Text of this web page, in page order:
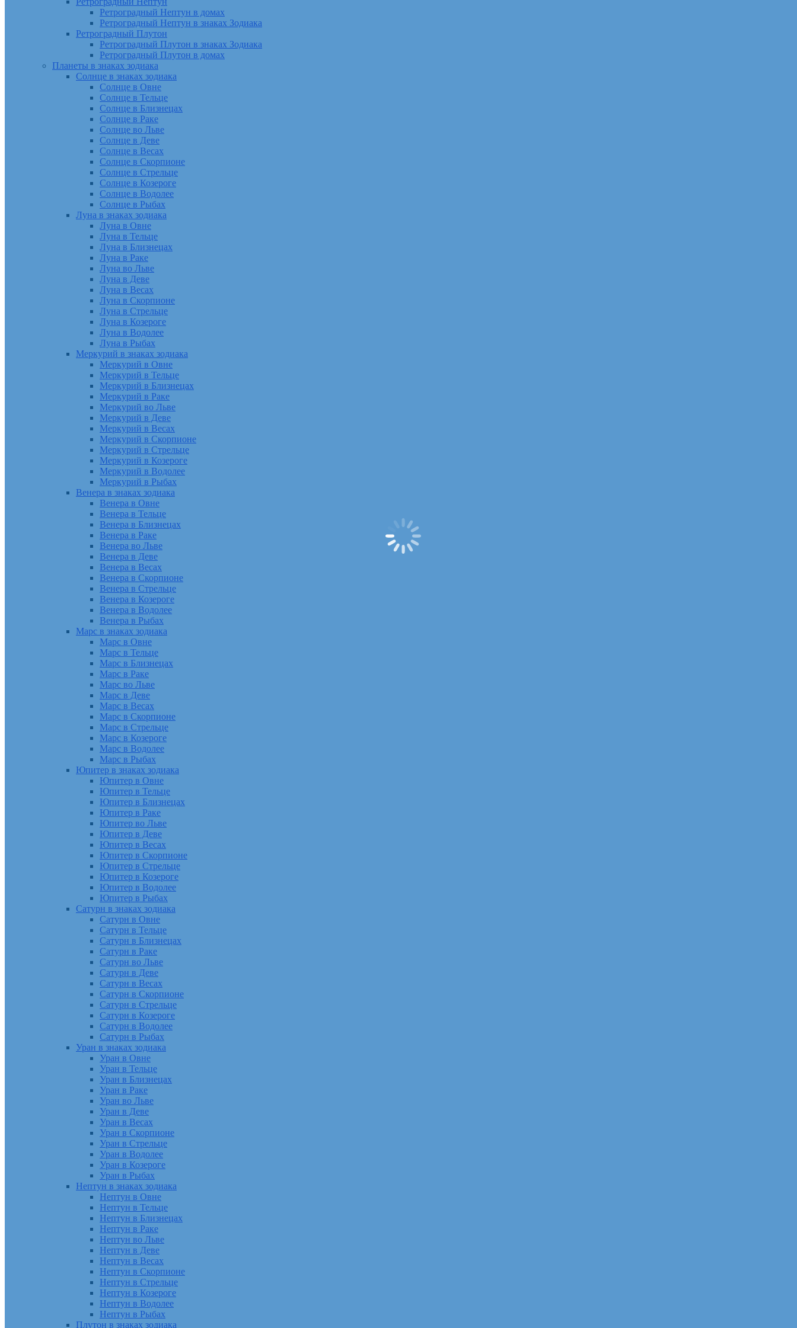
Ретроградный Нептун в домах
Ретроградный Нептун в знаках Зодиака
Ретроградный Плутон
Ретроградный Плутон в знаках Зодиака
Ретроградный Плутон в домах
Планеты в знаках зодиака
Солнце в знаках зодиака
Солнце в Овне
Солнце в Тельце
Солнце в Близнецах
Солнце в Раке
Солнце во Льве
Солнце в Деве
Солнце в Весах
Солнце в Скорпионе
Солнце в Стрельце
Солнце в Козероге
Солнце в Водолее
Солнце в Рыбах
Луна в знаках зодиака
Луна в Овне
Луна в Тельце
Луна в Близнецах
Луна в Раке
Луна во Льве
Луна в Деве
Луна в Весах
Луна в Скорпионе
Луна в Стрельце
Луна в Козероге
Луна в Водолее
Луна в Рыбах
Меркурий в знаках зодиака
Меркурий в Овне
Меркурий в Тельце
Меркурий в Близнецах
Меркурий в Раке
Меркурий во Льве
Меркурий в Деве
Меркурий в Весах
Меркурий в Скорпионе
Меркурий в Стрельце
Меркурий в Козероге
Меркурий в Водолее
Меркурий в Рыбах
Венера в знаках зодиака
Венера в Овне
Венера в Тельце
Венера в Близнецах
Венера в Раке
Венера во Льве
Венера в Деве
Венера в Весах
Венера в Скорпионе
Венера в Стрельце
Венера в Козероге
Венера в Водолее
Венера в Рыбах
Марс в знаках зодиака
Марс в Овне
Марс в Тельце
Марс в Близнецах
Марс в Раке
Марс во Льве
Марс в Деве
Марс в Весах
Марс в Скорпионе
Марс в Стрельце
Марс в Козероге
Марс в Водолее
Марс в Рыбах
Юпитер в знаках зодиака
Юпитер в Овне
Юпитер в Тельце
Юпитер в Близнецах
Юпитер в Раке
Юпитер во Льве
Юпитер в Деве
Юпитер в Весах
Юпитер в Скорпионе
Юпитер в Стрельце
Юпитер в Козероге
Юпитер в Водолее
Юпитер в Рыбах
Сатурн в знаках зодиака
Сатурн в Овне
Сатурн в Тельце
Сатурн в Близнецах
Сатурн в Раке
Сатурн во Льве
Сатурн в Деве
Сатурн в Весах
Сатурн в Скорпионе
Сатурн в Стрельце
Сатурн в Козероге
Сатурн в Водолее
Сатурн в Рыбах
Уран в знаках зодиака
Уран в Овне
Уран в Тельце
Уран в Близнецах
Уран в Раке
Уран во Льве
Уран в Деве
Уран в Весах
Уран в Скорпионе
Уран в Стрельце
Уран в Водолее
Уран в Козероге
Уран в Рыбах
Нептун в знаках зодиака
Нептун в Овне
Нептун в Тельце
Нептун в Близнецах
Нептун в Раке
Нептун во Льве
Нептун в Деве
Нептун в Весах
Нептун в Скорпионе
Нептун в Стрельце
Нептун в Козероге
Нептун в Водолее
Нептун в Рыбах
Плутон в знаках зодиака